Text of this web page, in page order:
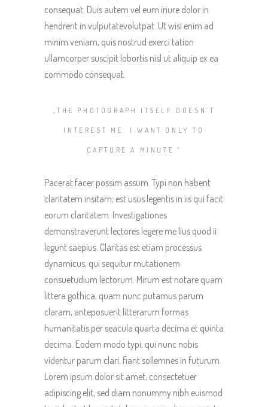
consequat. Duis autem vel eum iriure dolor in
hendrerit in vulputatevolutpat. Ut wisi enim ad
minim veniam, quis nostrud exerci tation
ullamcorper suscipit lobortis nisl ut aliquip ex ea
commodo consequat.
„THE PHOTOGRAPH ITSELF DOESN’T
INTEREST ME. I WANT ONLY TO
CAPTURE A MINUTE.“
Pacerat facer possim assum. Typi non habent
claritatem insitam; est usus legentis in iis qui facit
eorum claritatem. Investigationes
demonstraverunt lectores legere me lius quod ii
legunt saepius. Claritas est etiam processus
dynamicus, qui sequitur mutationem
consuetudium lectorum. Mirum est notare quam
littera gothica, quam nunc putamus parum
claram, anteposuerit litterarum formas
humanitatis per seacula quarta decima et quinta
decima. Eodem modo typi, qui nunc nobis
videntur parum clari, fiant sollemnes in futurum.
Lorem ipsum dolor sit amet, consectetuer
adipiscing elit, sed diam nonummy nibh euismod